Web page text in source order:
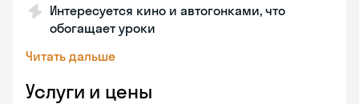
Интересуется кино и автогонками, что
обогащает уроки
Читать дальше
Услуги и цены